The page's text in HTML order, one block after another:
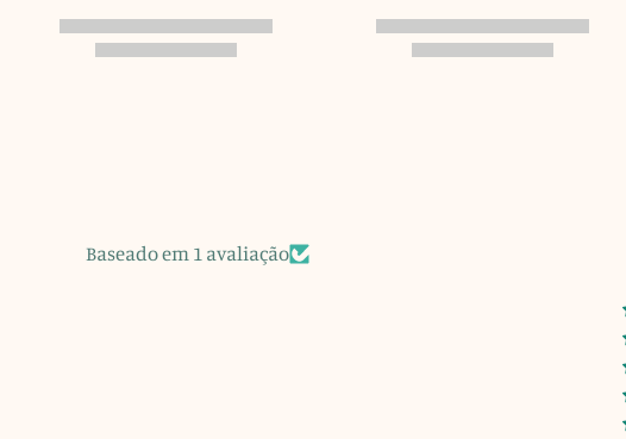
Baseado em 1 avaliação